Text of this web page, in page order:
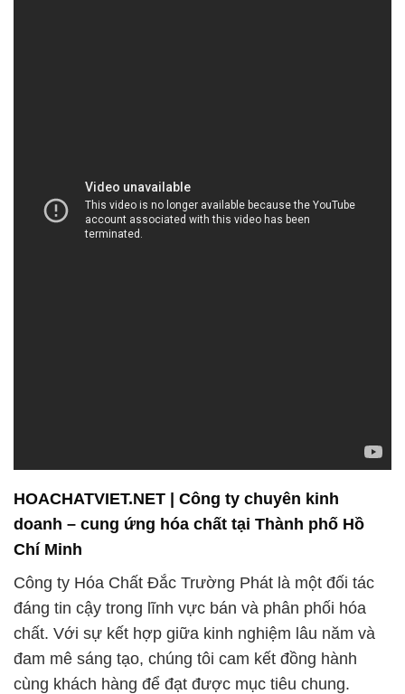
HOACHATVIET.NET | Công ty chuyên kinh
doanh – cung ứng hóa chất tại Thành phố Hồ
Chí Minh
Công ty Hóa Chất Đắc Trường Phát là một đối tác
đáng tin cậy trong lĩnh vực bán và phân phối hóa
chất. Với sự kết hợp giữa kinh nghiệm lâu năm và
đam mê sáng tạo, chúng tôi cam kết đồng hành
cùng khách hàng để đạt được mục tiêu chung.